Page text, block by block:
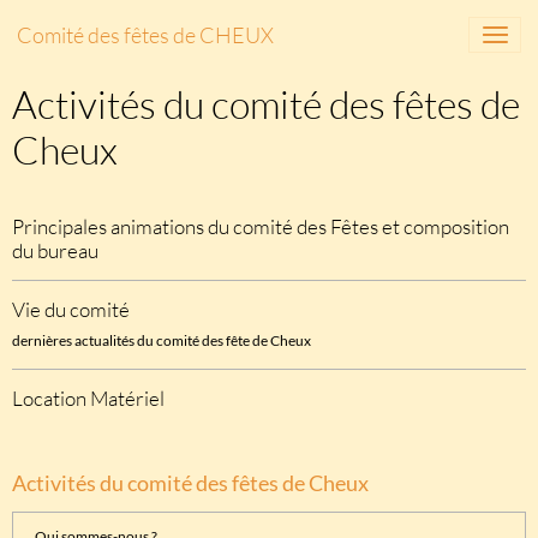
Comité des fêtes de CHEUX
Activités du comité des fêtes de
Cheux
Principales animations du comité des Fêtes et composition
du bureau
Vie du comité
dernières actualités du comité des fête de Cheux
Location Matériel
Activités du comité des fêtes de Cheux